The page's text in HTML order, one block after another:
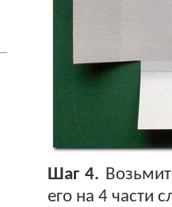
Шаг 4.
его на 4 части